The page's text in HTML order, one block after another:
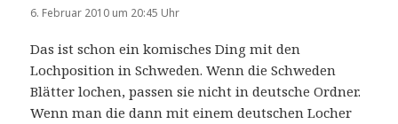
6. Februar 2010 um 20:45 Uhr
Das ist schon ein komisches Ding mit den
Lochposition in Schweden. Wenn die Schweden
Blätter lochen, passen sie nicht in deutsche Ordner.
Wenn man die dann mit einem deutschen Locher